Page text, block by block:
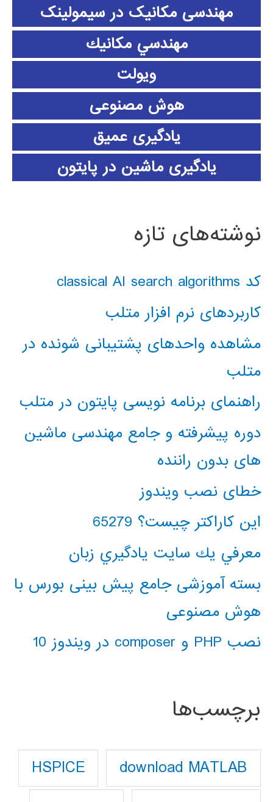
مهندسی مکانیک در سیمولینک
مهندسي مكانيك
ویولت
هوش مصنوعی
یادگیری عمیق
یادگیری ماشین در پایتون
نوشته‌های تازه
کد classical AI search algorithms
کاربردهای نرم افزار متلب
مشاهده واحدهای پشتیبانی شونده در
متلب
راهنمای برنامه نویسی پایتون در متلب
دوره پیشرفته و جامع مهندسی ماشین
های بدون راننده
خطای نصب ویندوز
این کاراکتر چیست؟ 65279
معرفي يك سايت يادگيري زبان
بسته آموزشی جامع پیش بینی بورس با
هوش مصنوعی
نصب PHP و composer در ویندوز 10
برچسب‌ها
download MATLAB
HSPICE